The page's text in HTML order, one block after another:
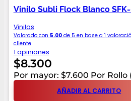
Vinilo Subli Flock Blanco
Vinilos
Valorado con 5.00de 5 en base a 1
cliente
1 opiniones
$8.300
Por mayor: $7.600 Por Rollo
AÑADIR AL CARRITO